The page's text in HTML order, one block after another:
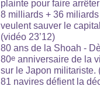
plainte pour faire
8 milliards + 36
veulent sauver le
(vidéo 23’12)
80 ans de la Shoah -
80e anniversaire de la
sur le Japon militariste.
81 navires défient la